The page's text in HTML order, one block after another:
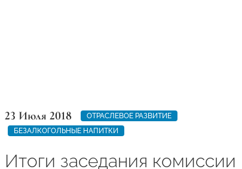
23 Июля 2018
ОТРАСЛЕВОЕ РАЗВИТИЕ
БЕЗАЛКОГОЛЬНЫЕ НАПИТКИ
Итоги заседания комиссии